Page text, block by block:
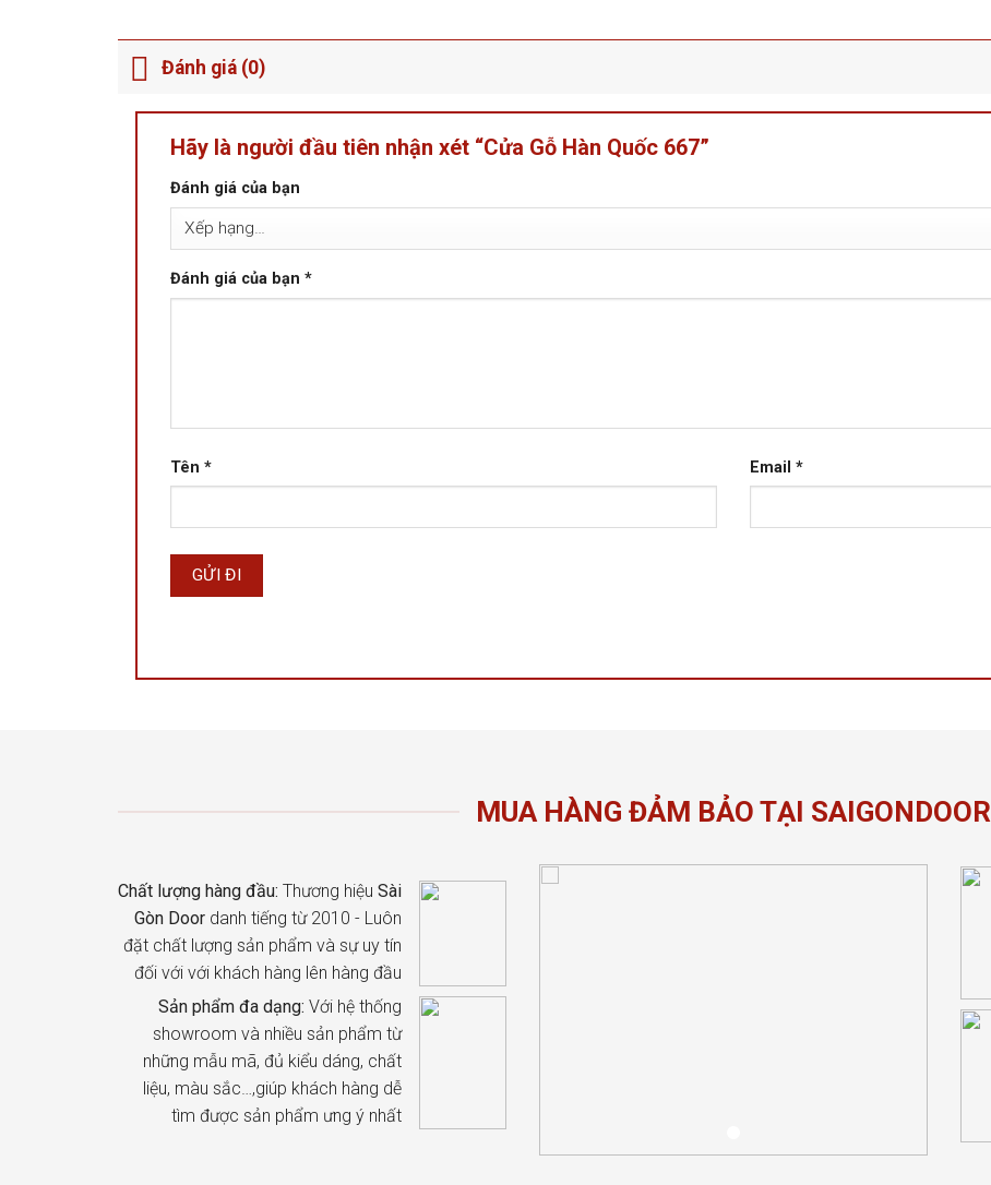
Đánh giá (0)
Hãy là người đầu tiên nhận xét “Cửa Gỗ Hàn Quốc 667”
Đánh giá của bạn
Đánh giá của bạn *
Tên * Email *
MUA HÀNG ĐẢM BẢO TẠI SAIGONDOOR
Chất lượng hàng đầu: Thương hiệu Sài
Gòn Doordanh tiếng từ 2010 - Luôn
đặt chất lượng sản phẩm và sự uy tín
đối với với khách hàng lên hàng đầu
Sản phẩm đa dạng: Với hệ thống
showroom và nhiều sản phẩm từ
những mẫu mã, đủ kiểu dáng, chất
liệu, màu sắc…,giúp khách hàng dễ
tìm được sản phẩm ưng ý nhất